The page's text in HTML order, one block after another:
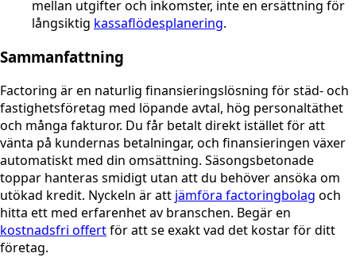
mellan utgifter och inkomster, inte en ersättning för
långsiktig kassaflödesplanering.
Sammanfattning
Factoring är en naturlig finansieringslösning för städ- och
fastighetsföretag med löpande avtal, hög personaltäthet
och många fakturor. Du får betalt direkt istället för att
vänta på kundernas betalningar, och finansieringen växer
automatiskt med din omsättning. Säsongsbetonade
toppar hanteras smidigt utan att du behöver ansöka om
utökad kredit. Nyckeln är att jämföra factoringbolag och
hitta ett med erfarenhet av branschen. Begär en
kostnadsfri offertför att se exakt vad det kostar för ditt
företag.